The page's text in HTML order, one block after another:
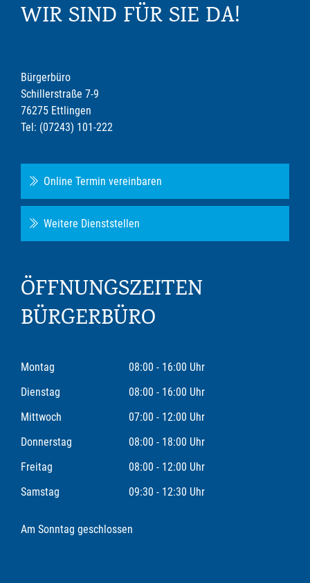
WIR SIND FÜR SIE DA!
Bürgerbüro
Schillerstraße 7-9
76275 Ettlingen
Tel: (07243) 101-222
Online Termin vereinbaren
Weitere Dienststellen
ÖFFNUNGSZEITEN
BÜRGERBÜRO
Montag
08:00 - 16:00 Uhr
Dienstag
08:00 - 16:00 Uhr
Mittwoch
07:00 - 12:00 Uhr
Donnerstag
08:00 - 18:00 Uhr
Freitag
08:00 - 12:00 Uhr
Samstag
09:30 - 12:30 Uhr
Am Sonntag geschlossen